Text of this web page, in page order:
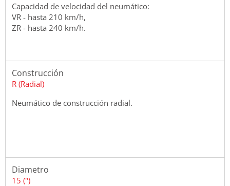
Capacidad de velocidad del neumático:
VR - hasta 210 km/h,
ZR - hasta 240 km/h.
Construcción
R (Radial)
Neumático de construcción radial.
Diametro
15 (")